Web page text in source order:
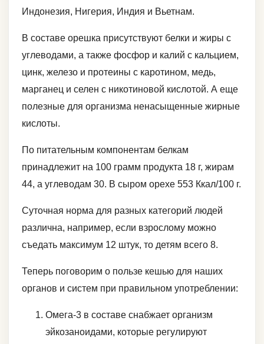
Индонезия, Нигерия, Индия и Вьетнам.
В составе орешка присутствуют белки и жиры с
углеводами, а также фосфор и калий с кальцием,
цинк, железо и протеины с каротином, медь,
марганец и селен с никотиновой кислотой. А еще
полезные для организма ненасыщенные жирные
кислоты.
По питательным компонентам белкам
принадлежит на 100 грамм продукта 18 г, жирам
44, а углеводам 30. В сыром орехе 553 Ккал/100 г.
Суточная норма для разных категорий людей
различна, например, если взрослому можно
съедать максимум 12 штук, то детям всего 8.
Теперь поговорим о пользе кешью для наших
органов и систем при правильном употреблении:
Омега-3 в составе снабжает организм
эйкозаноидами, которые регулируют